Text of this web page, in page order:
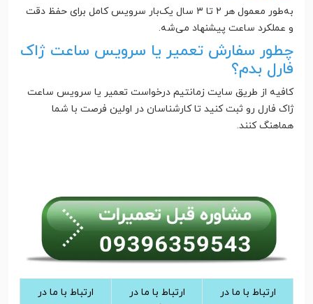
به‌طور معمول هر ۲ تا ۳ سال یک‌بار سرویس کامل برای حفظ دقت
و عملکرد ساعت پیشنهاد می‌شه.
چطور سفارش تعمیر یا سرویس ساعت ژاک
فارل بدم؟
کافیه از طریق سایت زمانتیم درخواست تعمیر یا سرویس ساعت
ژاک فارل رو ثبت کنید تا کارشناسان در اولین فرصت با شما
هماهنگ کنند.
ارتباط با ما در
ارتباط با ما در
ارتباط با ما در